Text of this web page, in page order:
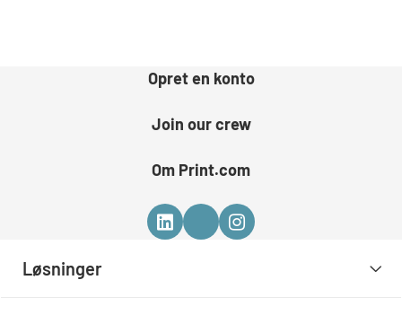
Opret en konto
Join our crew
Om Print.com
Løsninger